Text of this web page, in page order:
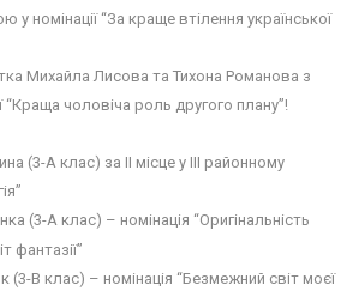
у номінації “За краще втілення української
Михайла Лисова та Тихона Романова з
“Краща чоловіча роль другого плану”!
(3-А клас) за ІІ місце у ІІІ районному
(3-А клас) – номінація “Оригінальність
фантазії”
(3-В клас) – номінація “Безмежний світ моєї